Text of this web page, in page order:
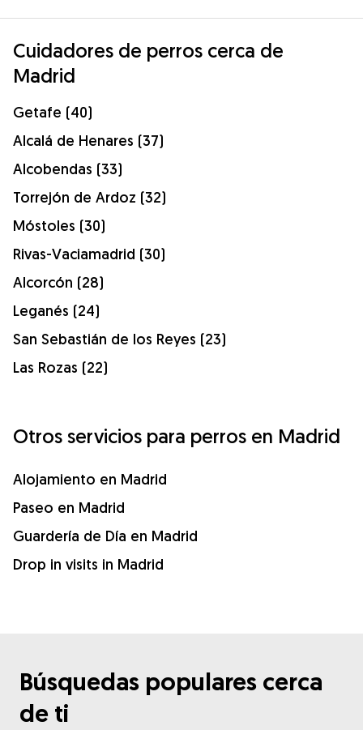
Cuidadores de perros cerca de
Madrid
Getafe (40)
Alcalá de Henares (37)
Alcobendas (33)
Torrejón de Ardoz (32)
Móstoles (30)
Rivas-Vaciamadrid (30)
Alcorcón (28)
Leganés (24)
San Sebastián de los Reyes (23)
Las Rozas (22)
Otros servicios para perros en Madrid
Alojamiento en Madrid
Paseo en Madrid
Guardería de Día en Madrid
Drop in visits in Madrid
Búsquedas populares cerca
de ti